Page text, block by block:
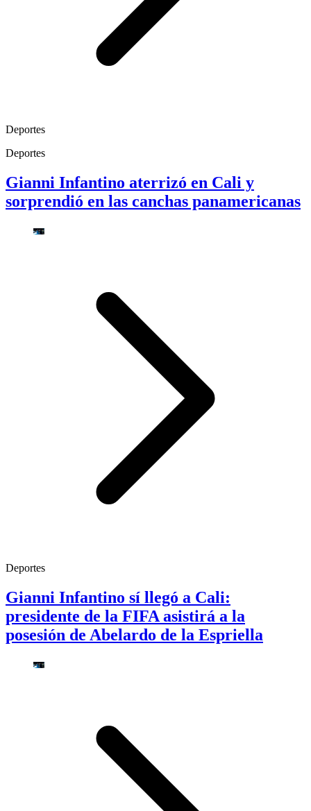
Deportes
Deportes
Gianni Infantino aterrizó en Cali y
sorprendió en las canchas panamericanas
Deportes
Gianni Infantino sí llegó a Cali:
presidente de la FIFA asistirá a la
posesión de Abelardo de la Espriella